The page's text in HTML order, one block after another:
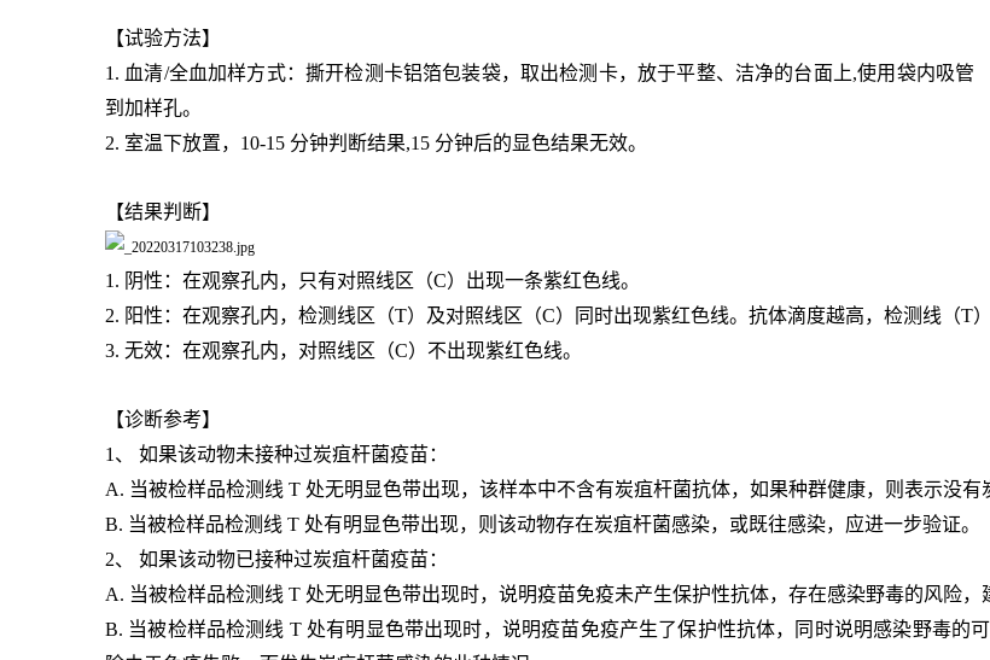
3. 全血：采集新鲜抗凝全血当天，使用，未加抗凝剂的全血现采现用。
【试验方法】
1. 血清/全血加样方式：撕开检测卡铝箔包装袋，取出检测卡，放于平整、洁净的台面上,使用袋内吸
2. 室温下放置，10-15 分钟判断结果,15 分钟后的显色结果无效。
【结果判断】
1. 阴性：在观察孔内，只有对照线区（C）出现一条紫红色线。
3. 无效：在观察孔内，对照线区（C）不出现紫红色线。
【诊断参考】
1、 如果该动物未接种过炭疽杆菌疫苗：
A. 当被检样品检测线 T 处无明显色带出现，该样本中不含有炭疽杆菌抗体，如果种群健康，则表示没有
B. 当被检样品检测线 T 处有明显色带出现，则该动物存在炭疽杆菌感染，或既往感染，应进一步验证。
2、 如果该动物已接种过炭疽杆菌疫苗：
A. 当被检样品检测线 T 处无明显色带出现时，说明疫苗免疫未产生保护性抗体，存在感染野毒的风险，